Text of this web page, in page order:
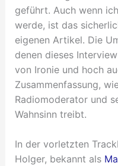
geführt. Auch wenn
werde, ist das
eigenen Artikel. Die
denen dieses
von Ironie und hoch
Zusammenfassung,
Radiomoderator und
Wahnsinn treibt.
In der vorletzten
Holger, bekannt als